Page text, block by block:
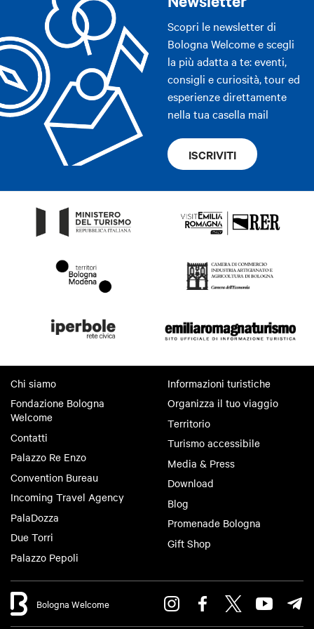
Scopri le newsletter di
Bologna Welcome e scegli
la più adatta a te: eventi,
consigli e curiosità, tour ed
esperienze direttamente
nella tua casella mail
ISCRIVITI
Chi siamo
Fondazione Bologna
Welcome
Contatti
Palazzo Re Enzo
Convention Bureau
Incoming Travel Agency
PalaDozza
Due Torri
Palazzo Pepoli
Informazioni turistiche
Organizza il tuo viaggio
Territorio
Turismo accessibile
Media & Press
Download
Blog
Promenade Bologna
Gift Shop
Bologna Welcome